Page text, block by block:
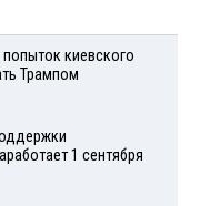
киевского
Трампом
1 сентября